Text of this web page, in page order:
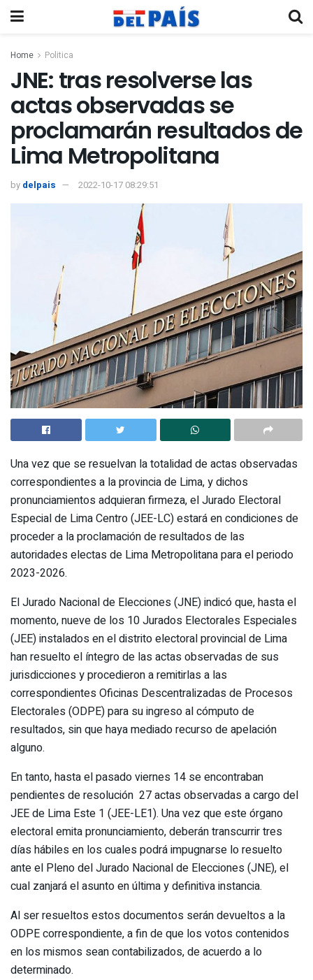
Home Politica
JNE: tras resolverse las
actas observadas se
proclamarán resultados de
Lima Metropolitana
by delpais 2022-10-17 08:29:51
Una vez que se resuelvan la totalidad de actas observadas
correspondientes a la provincia de Lima, y dichos
pronunciamientos adquieran firmeza, el Jurado Electoral
Especial de Lima Centro (JEE-LC) estará en condiciones de
proceder a la proclamación de resultados de las
autoridades electas de Lima Metropolitana para el periodo
2023-2026.
El Jurado Nacional de Elecciones (JNE) indicó que, hasta el
momento, nueve de los 10 Jurados Electorales Especiales
(JEE) instalados en el distrito electoral provincial de Lima
han resuelto el íntegro de las actas observadas de sus
jurisdicciones y procedieron a remitirlas a las
correspondientes Oficinas Descentralizadas de Procesos
Electorales (ODPE) para su ingreso al cómputo de
resultados, sin que haya mediado recurso de apelación
alguno.
En tanto, hasta el pasado viernes 14 se encontraban
pendientes de resolución 27 actas observadas a cargo del
JEE de Lima Este 1 (JEE-LE1). Una vez que este órgano
electoral emita pronunciamiento, deberán transcurrir tres
días hábiles en los cuales podrá impugnarse lo resuelto
ante el Pleno del Jurado Nacional de Elecciones (JNE), el
cual zanjará el asunto en última y definitiva instancia.
Al ser resueltos estos documentos serán devueltos a la
ODPE correspondiente, a fin de que los votos contenidos
en los mismos sean contabilizados, de acuerdo a lo
determinado.